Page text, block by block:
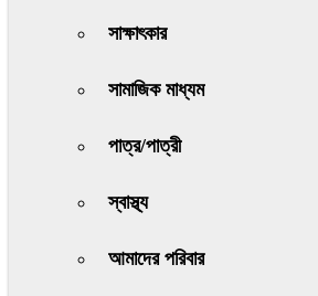
সাক্ষাৎকার
সামাজিক মাধ্যম
পাত্র/পাত্রী
স্বাস্থ্য
আমাদের পরিবার